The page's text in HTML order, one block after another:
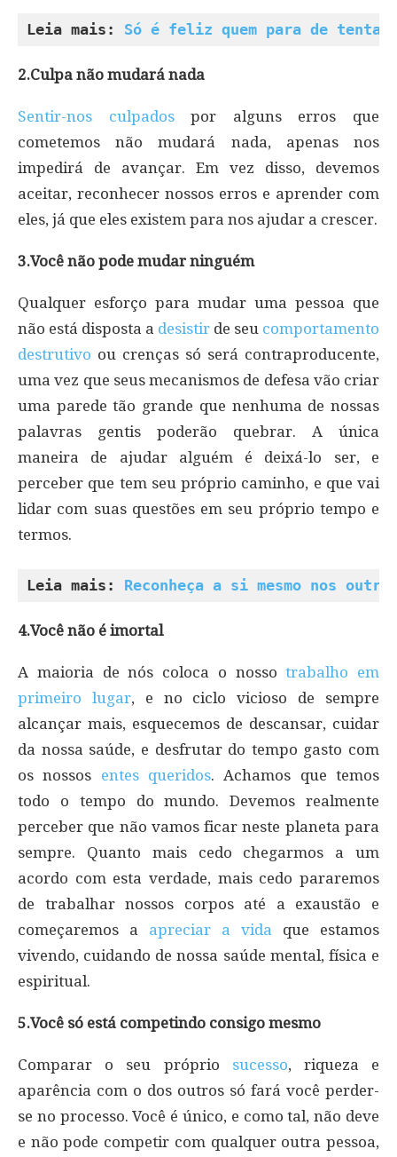
Leia mais: Só é feliz quem para de
2.Culpa não mudará nada
Sentir-nos culpadospor alguns erros que
cometemos não mudará nada, apenas nos
impedirá de avançar. Em vez disso, devemos
aceitar, reconhecer nossos erros e aprender com
eles, já que eles existem para nos ajudar a crescer.
3.Você não pode mudar ninguém
Qualquer esforço para mudar uma pessoa que
não está disposta a desistir de seu comportamento
destrutivo ou crenças só será contraproducente,
uma vez que seus mecanismos de defesa vão criar
uma parede tão grande que nenhuma de nossas
palavras gentis poderão quebrar. A única
maneira de ajudar alguém é deixá-lo ser, e
perceber que tem seu próprio caminho, e que vai
lidar com suas questões em seu próprio tempo e
termos.
Leia mais: Reconheça a si mesmo nos
4.Você não é imortal
A maioria de nós coloca o nossotrabalho em
primeiro lugar, e no ciclo vicioso de sempre
alcançar mais, esquecemos de descansar, cuidar
da nossa saúde, e desfrutar do tempo gasto com
os nossos entes queridos. Achamos que temos
todo o tempo do mundo. Devemos realmente
perceber que não vamos ficar neste planeta para
sempre. Quanto mais cedo chegarmos a um
acordo com esta verdade, mais cedo pararemos
de trabalhar nossos corpos até a exaustão e
começaremos a apreciar a vida que estamos
vivendo, cuidando de nossa saúde mental, física e
espiritual.
5.Você só está competindo consigo mesmo
Comparar o seu próprio sucesso, riqueza e
aparência com o dos outros só fará você perder-
se no processo. Você é único, e como tal, não deve
e não pode competir com qualquer outra pessoa,